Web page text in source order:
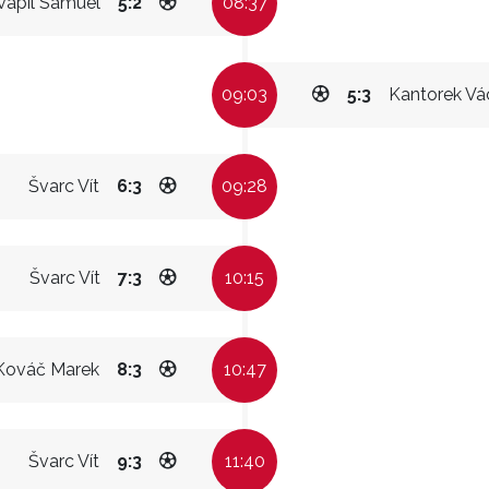
09:03 Kantorek
5:3
Švarc Vít 6:3 09:28
Švarc Vít 7:3 10:15
Marek 8:3 10:47
Švarc Vít 9:3 11:40